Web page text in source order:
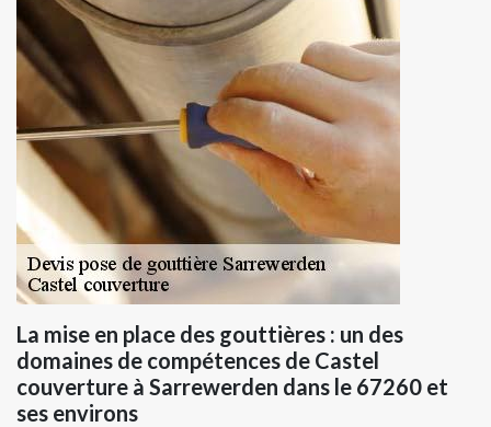
La mise en place des gouttières : un des
domaines de compétences de Castel
couverture à Sarrewerden dans le 67260 et
ses environs